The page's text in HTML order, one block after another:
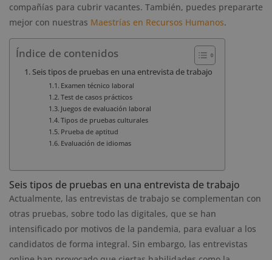
compañías para cubrir vacantes. También, puedes prepararte
mejor con nuestras Maestrías en Recursos Humanos.
Índice de contenidos
Seis tipos de pruebas en una entrevista de trabajo
Examen técnico laboral
Test de casos prácticos
Juegos de evaluación laboral
Tipos de pruebas culturales
Prueba de aptitud
Evaluación de idiomas
Seis tipos de pruebas en una entrevista de trabajo
Actualmente, las entrevistas de trabajo se complementan con
otras pruebas, sobre todo las digitales, que se han
intensificado por motivos de la pandemia, para evaluar a los
candidatos de forma integral. Sin embargo, las entrevistas